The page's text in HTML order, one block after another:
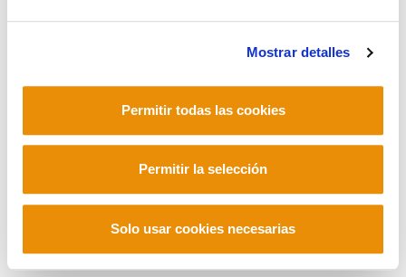
Mostrar detalles
Permitir todas las cookies
Permitir la selección
Solo usar cookies necesarias